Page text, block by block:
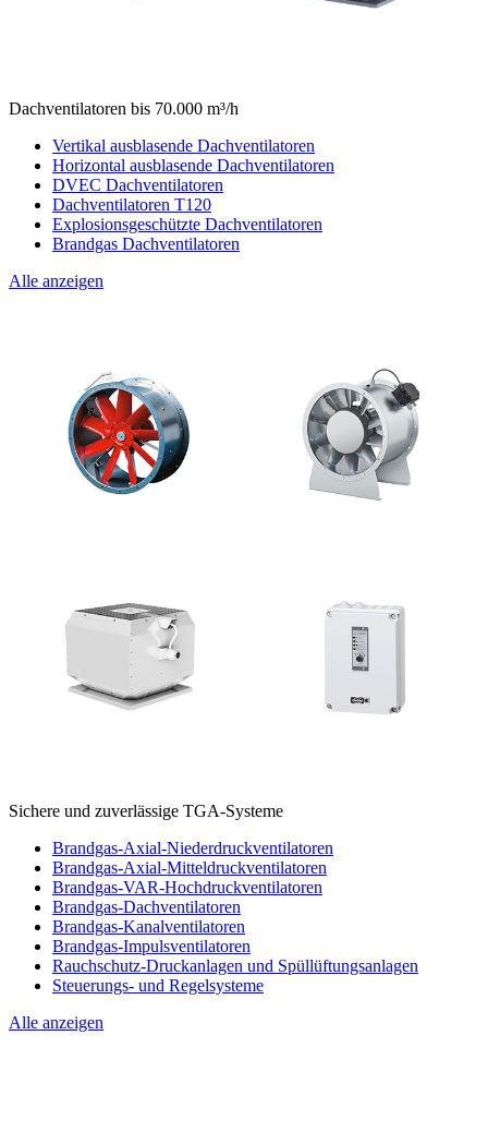
Dachventilatoren bis 70.000 m³/h
Vertikal ausblasende Dachventilatoren
Horizontal ausblasende Dachventilatoren
DVEC Dachventilatoren
Dachventilatoren T120
Explosionsgeschützte Dachventilatoren
Brandgas Dachventilatoren
Alle anzeigen
Sichere und zuverlässige TGA-Systeme
Brandgas-Axial-Niederdruckventilatoren
Brandgas-Axial-Mitteldruckventilatoren
Brandgas-VAR-Hochdruckventilatoren
Brandgas-Dachventilatoren
Brandgas-Kanalventilatoren
Brandgas-Impulsventilatoren
Rauchschutz-Druckanlagen und Spüllüftungsanlagen
Steuerungs- und Regelsysteme
Alle anzeigen